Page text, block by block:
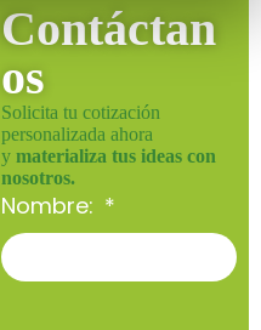
Contáctan
os
Solicita tu cotización
personalizada ahora
y materializa tus ideas con
nosotros.
Nombre: